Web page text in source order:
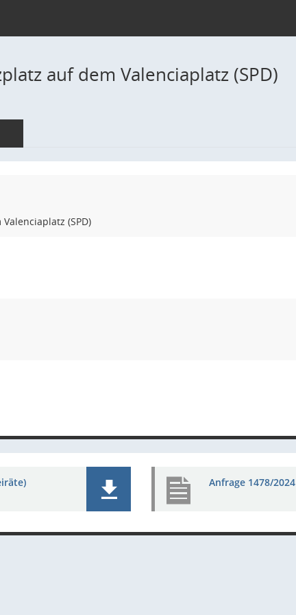
auf dem Valenciaplatz (SPD)
(SPD)
Anfrage 1478/2024